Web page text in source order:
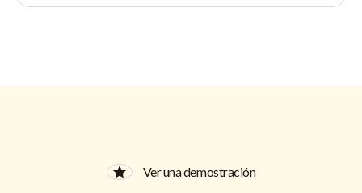
Ver una demostración